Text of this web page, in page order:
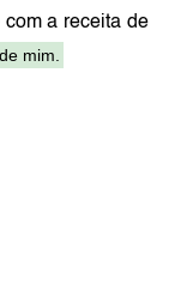
a receita de
mim.